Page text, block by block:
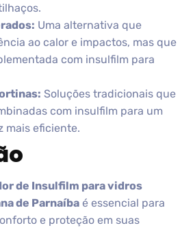
Uma alternativa que
ao calor e impactos, mas que
com insulfilm para
Soluções tradicionais que
com insulfilm para um
mais eficiente.
de Insulfilm para vidros
de Parnaíba é essencial para
e proteção em suas